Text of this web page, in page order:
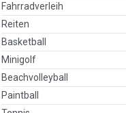
Fahrradverleih
Reiten
Basketball
Minigolf
Beachvolleyball
Paintball